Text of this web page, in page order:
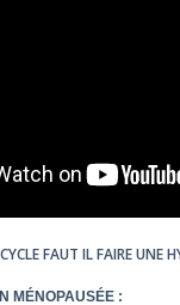
FAUT IL FAIRE UNE
MÉNOPAUSÉE :